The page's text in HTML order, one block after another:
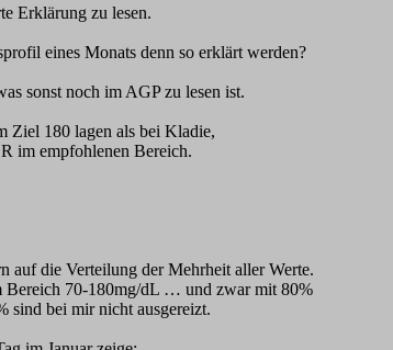
Erklärung zu lesen.
eines Monats denn so erklärt werden?
sonst noch im AGP zu lesen ist.
Ziel 180 lagen als bei Kladie,
im empfohlenen Bereich.
auf die Verteilung der Mehrheit aller Werte.
Bereich 70-180mg/dL … und zwar mit 80%
sind bei mir nicht ausgereizt.